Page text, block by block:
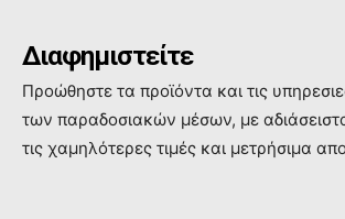
Διαφημιστείτε
Προώθηστε τα προϊόντα και τις
των παραδοσιακών μέσων, με
τις χαμηλότερες τιμές και μετρήσιμα